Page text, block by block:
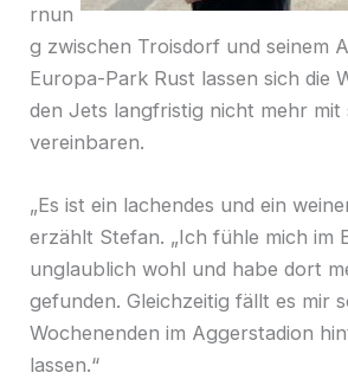
rnun
g zwischen Troisdorf und seinem
Europa-Park Rust lassen sich die
den Jets langfristig nicht mehr mit
vereinbaren.
„Es ist ein lachendes und ein
erzählt Stefan. „Ich fühle mich im
unglaublich wohl und habe dort
gefunden. Gleichzeitig fällt es mir
Wochenenden im Aggerstadion
lassen.“